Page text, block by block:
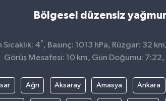
Bölgesel düzensiz yağmur
4° , Basınç: 1013 hPa, Rüzgar: 32
Görüş Mesafesi: 10 km, Gün Doğumu: 7:22,
Ağrı Aksaray Amasya Ankara